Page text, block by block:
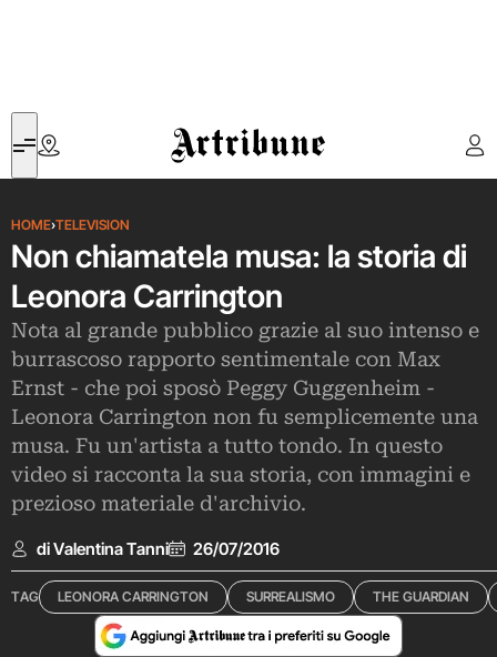
Artribune
HOME›TELEVISION
Non chiamatela musa: la storia di
Leonora Carrington
Nota al grande pubblico grazie al suo intenso e
burrascoso rapporto sentimentale con Max
Ernst - che poi sposò Peggy Guggenheim -
Leonora Carrington non fu semplicemente una
musa. Fu un'artista a tutto tondo. In questo
video si racconta la sua storia, con immagini e
prezioso materiale d'archivio.
di Valentina Tanni 26/07/2016
TAG LEONORA CARRINGTON SURREALISMO THE GUARDIAN